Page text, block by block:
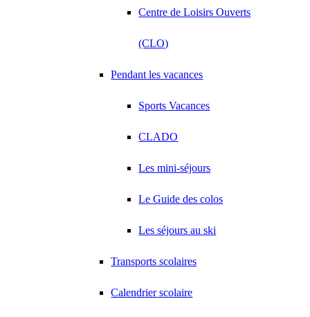
Centre de Loisirs Ouverts
(CLO)
Pendant les vacances
Sports Vacances
CLADO
Les mini-séjours
Le Guide des colos
Les séjours au ski
Transports scolaires
Calendrier scolaire